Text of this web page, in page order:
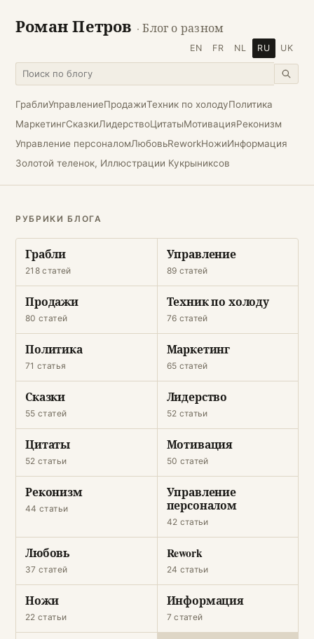
Роман Петров · Блог о разном
EN FR NL RU UK
ГраблиУправлениеПродажиТехник по холодуПолитика
МаркетингСказкиЛидерствоЦитатыМотивацияРеконизм
Управление персоналомЛюбовьReworkНожиИнформация
Золотой теленок, Иллюстрации Кукрыниксов
РУБРИКИ БЛОГА
Грабли
218 статей
Управление
89 статей
Продажи
80 статей
Техник по холоду
76 статей
Политика
71 статья
Маркетинг
65 статей
Сказки
55 статей
Лидерство
52 статьи
Цитаты
52 статьи
Мотивация
50 статей
Реконизм
44 статьи
Управление
персоналом
42 статьи
Любовь
37 статей
Rework
24 статьи
Ножи
22 статьи
Информация
7 статей